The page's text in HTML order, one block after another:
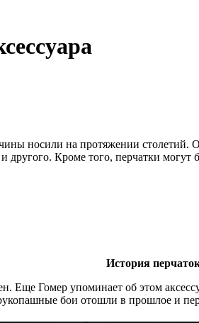
носили на протяжении столетий.
другого. Кроме того, перчатки
История
Еще Гомер упоминает об этом
бои отошли в прошлое и